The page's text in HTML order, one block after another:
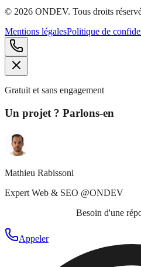
© 2026 ONDEV. Tous droits
Mentions légalesPolitique de
Gratuit et sans engagement
Un projet ? Parlons-en
Mathieu Rabissoni
Expert Web & SEO @ONDEV
Besoin d'une
Appeler